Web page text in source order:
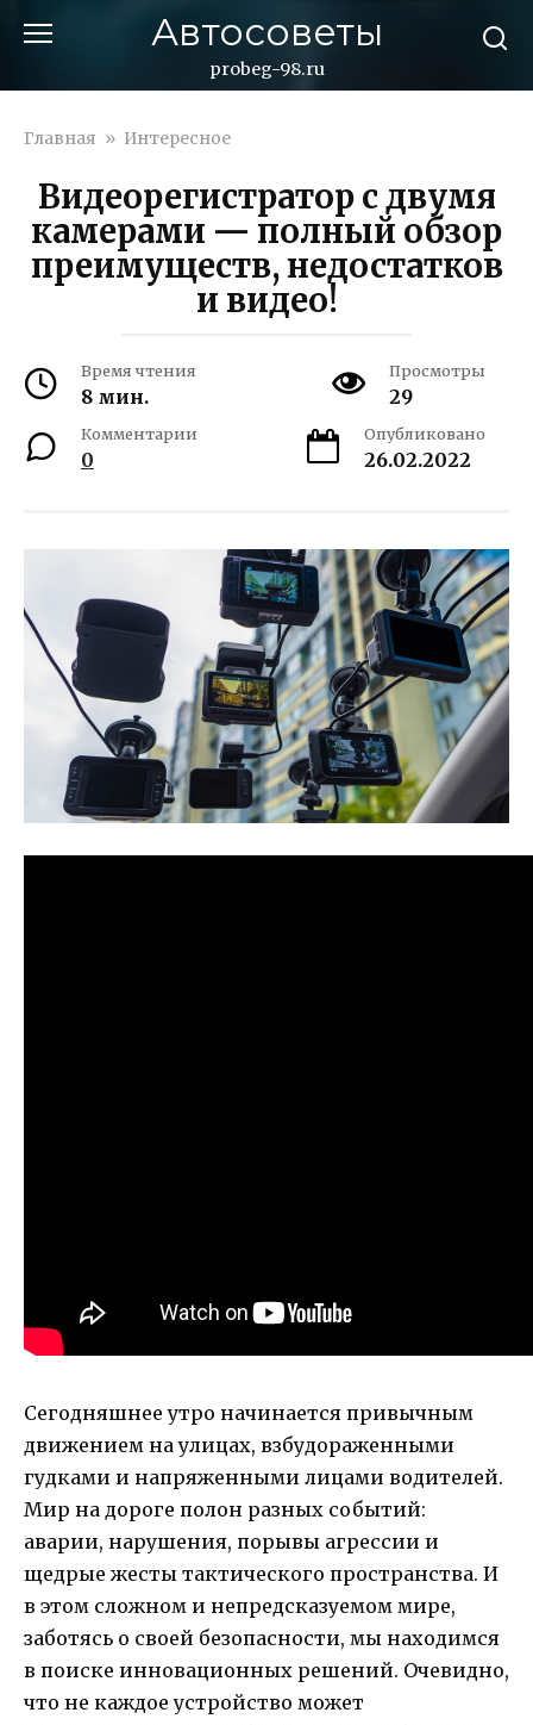
Автосоветы
probeg-98.ru
Главная » Интересное
Видеорегистратор с двумя
камерами — полный обзор
преимуществ, недостатков
и видео!
Время чтения
8 мин.
Просмотры
29
Комментарии
0
Опубликовано
26.02.2022
Сегодняшнее утро начинается привычным
движением на улицах, взбудораженными
гудками и напряженными лицами водителей.
Мир на дороге полон разных событий:
аварии, нарушения, порывы агрессии и
щедрые жесты тактического пространства. И
в этом сложном и непредсказуемом мире,
заботясь о своей безопасности, мы находимся
в поиске инновационных решений. Очевидно,
что не каждое устройство может